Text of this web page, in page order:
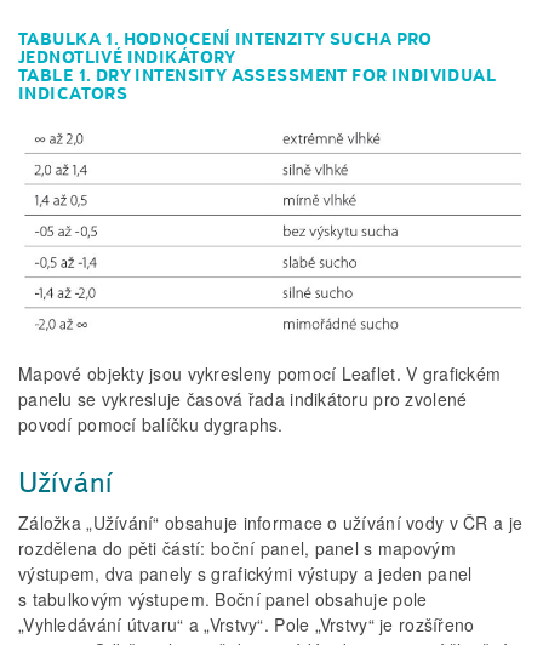
TABULKA 1. HODNOCENÍ INTENZITY SUCHA PRO
JEDNOTLIVÉ INDIKÁTORY
TABLE 1. DRY INTENSITY ASSESSMENT FOR INDIVIDUAL
INDICATORS
Mapové objekty jsou vykresleny pomocí Leaflet. V grafickém
panelu se vykresluje časová řada indikátoru pro zvolené
povodí pomocí balíčku dygraphs.
Užívání
Záložka „Užívání“ obsahuje informace o užívání vody v ČR a je
rozdělena do pěti částí: boční panel, panel s mapovým
výstupem, dva panely s grafickými výstupy a jeden panel
s tabulkovým výstupem. Boční panel obsahuje pole
„Vyhledávání útvaru“ a „Vrstvy“. Pole „Vrstvy“ je rozšířeno